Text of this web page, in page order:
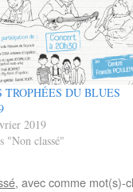
TROPHÉES DU BLUES
2019
"Non classé"
, avec comme mot(s)-